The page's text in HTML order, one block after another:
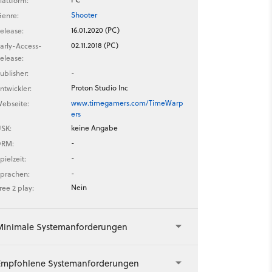
Shooter
16.01.2020 (PC)
Access-
02.11.2018 (PC)
-
Proton Studio Inc
www.timegamers.com/TimeWarp
ers
keine Angabe
-
-
-
2 play:
Nein
Systemanforderungen
Systemanforderungen